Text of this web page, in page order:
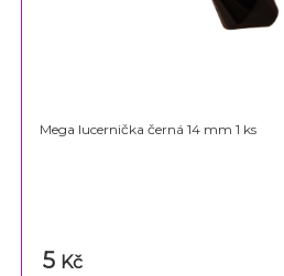
Mega lucernička černá 14 mm 1 ks
5 Kč